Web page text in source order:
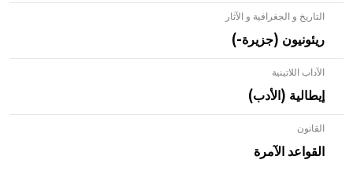
التاريخ و الجغرافية و الآثار
ريئونيون (جزيرة-)
الآداب اللاتينية
إيطالية (الأدب)
القانون
القواعد الآمرة
- هل تعلم أن الأبلق نوع من الفنون الهندسية التي ارتبطت
بالعمارة الإسلامية في بلاد الشام ومصر خاصة، حيث يحرص
المعمار على بناء مداميكه وخاصة في الواجهات